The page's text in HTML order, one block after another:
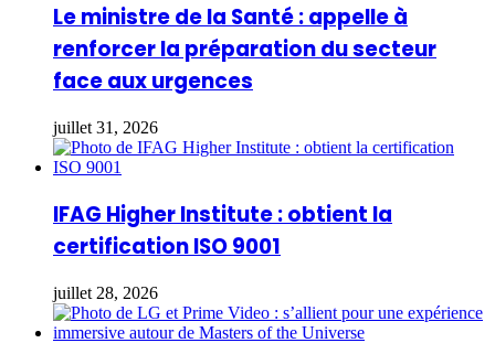
Le ministre de la Santé : appelle à
renforcer la préparation du secteur
face aux urgences
juillet 31, 2026
IFAG Higher Institute : obtient la
certification ISO 9001
juillet 28, 2026